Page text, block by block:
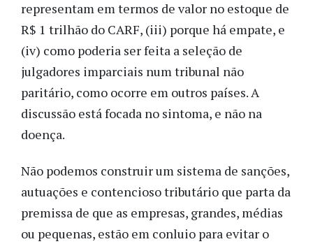
representam em termos de valor no estoque de
R$ 1 trilhão do CARF, (iii) porque há empate, e
(iv) como poderia ser feita a seleção de
julgadores imparciais num tribunal não
paritário, como ocorre em outros países. A
discussão está focada no sintoma, e não na
doença.
Não podemos construir um sistema de sanções,
autuações e contencioso tributário que parta da
premissa de que as empresas, grandes, médias
ou pequenas, estão em conluio para evitar o